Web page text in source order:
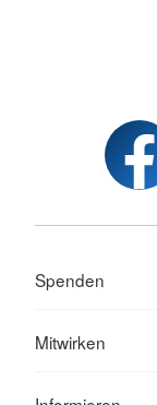
Spenden
Mitwirken